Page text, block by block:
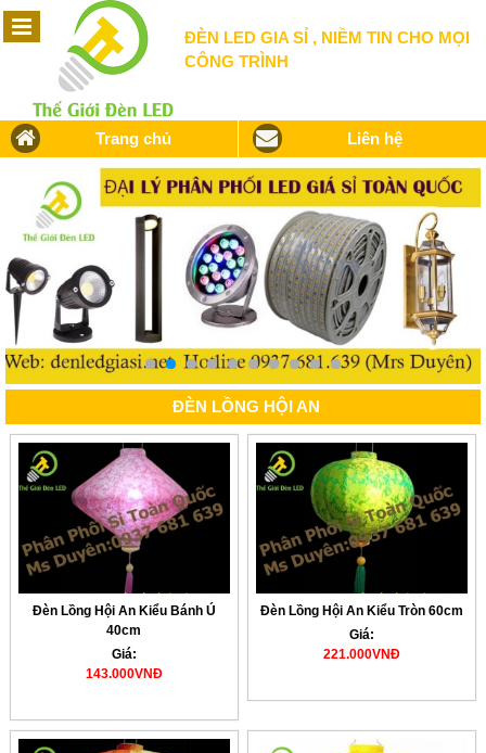
ĐÈN LED GIA SỈ , NIỀM TIN CHO MỌI
CÔNG TRÌNH
Trang chủ Liên hệ
ĐÈN LỒNG HỘI AN
Đèn Lồng Hội An Kiểu Bánh Ú
40cm
Giá:
143.000VNĐ
Đèn Lồng Hội An Kiểu Tròn 60cm
Giá:
221.000VNĐ